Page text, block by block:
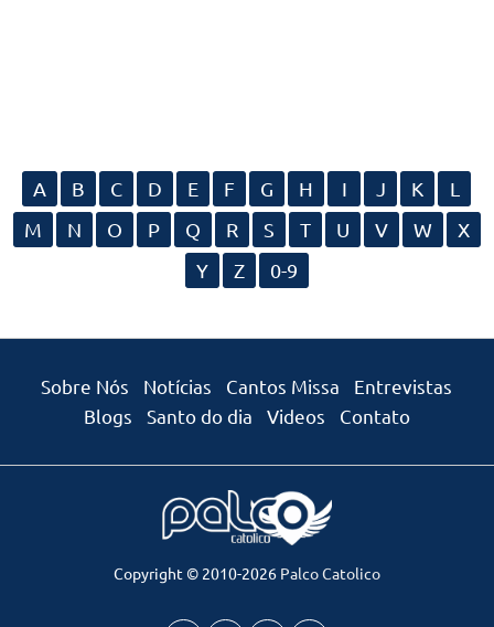
A B C D E F G H I J K
L
M
N O P Q R S T U V W
X
Y
Z 0-9
Sobre Nós Notícias Cantos Missa
Entrevistas
Blogs
Santo do dia Videos Contato
Copyright © 2010-2026 Palco Catolico